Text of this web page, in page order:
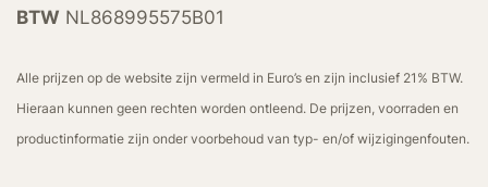
BTW NL868995575B01
Alle prijzen op de website zijn vermeld in Euro’s en zijn inclusief 21% BTW.
Hieraan kunnen geen rechten worden ontleend. De prijzen, voorraden en
productinformatie zijn onder voorbehoud van typ- en/of wijzigingenfouten.